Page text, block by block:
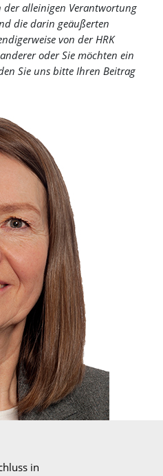
der alleinigen Verantwortung
die darin geäußerten
von der HRK
oder Sie möchten ein
Sie uns bitte Ihren Beitrag
in